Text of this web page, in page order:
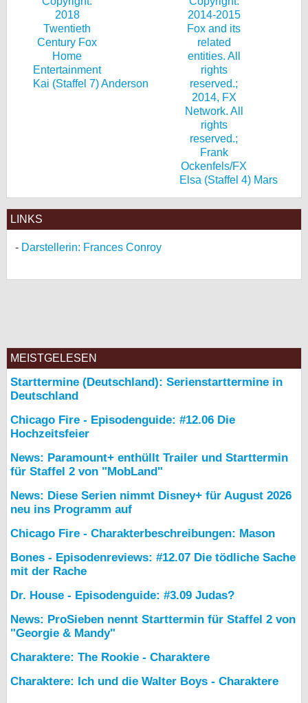
Kai (Staffel 7) Anderson
Elsa (Staffel 4) Mars
LINKS
Darstellerin: Frances Conroy
MEISTGELESEN
Starttermine (Deutschland): Serienstarttermine in
Deutschland
Chicago Fire - Episodenguide: #12.06 Die
Hochzeitsfeier
News: Paramount+ enthüllt Trailer und Starttermin
für Staffel 2 von "MobLand"
News: Diese Serien nimmt Disney+ für August 2026
neu ins Programm auf
Chicago Fire - Charakterbeschreibungen: Mason
Bones - Episodenreviews: #12.07 Die tödliche Sache
mit der Rache
Dr. House - Episodenguide: #3.09 Judas?
News: ProSieben nennt Starttermin für Staffel 2 von
"Georgie & Mandy"
Charaktere: The Rookie - Charaktere
Charaktere: Ich und die Walter Boys - Charaktere